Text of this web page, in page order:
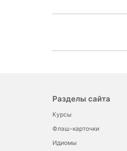
Разделы сайта
Курсы
Флэш-карточки
Идиомы